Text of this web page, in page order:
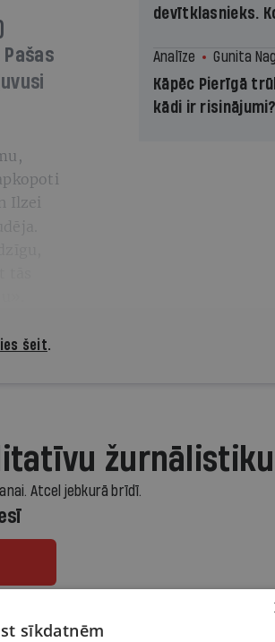
Ilzei
devītklasnieks.
Analīze Gunita
Kāpēc Pierīgā
kādi ir risinājumi?
šeit.
Atcel jebkurā brīdī.
sīkdatnēm